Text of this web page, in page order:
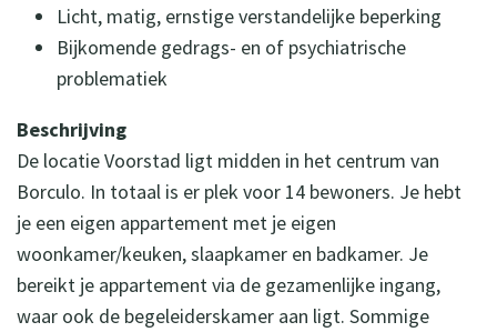
Licht, matig, ernstige verstandelijke beperking
Bijkomende gedrags- en of psychiatrische
problematiek
Beschrijving
De locatie Voorstad ligt midden in het centrum van
Borculo. In totaal is er plek voor 14 bewoners. Je hebt
je een eigen appartement met je eigen
woonkamer/keuken, slaapkamer en badkamer. Je
bereikt je appartement via de gezamenlijke ingang,
waar ook de begeleiderskamer aan ligt. Sommige